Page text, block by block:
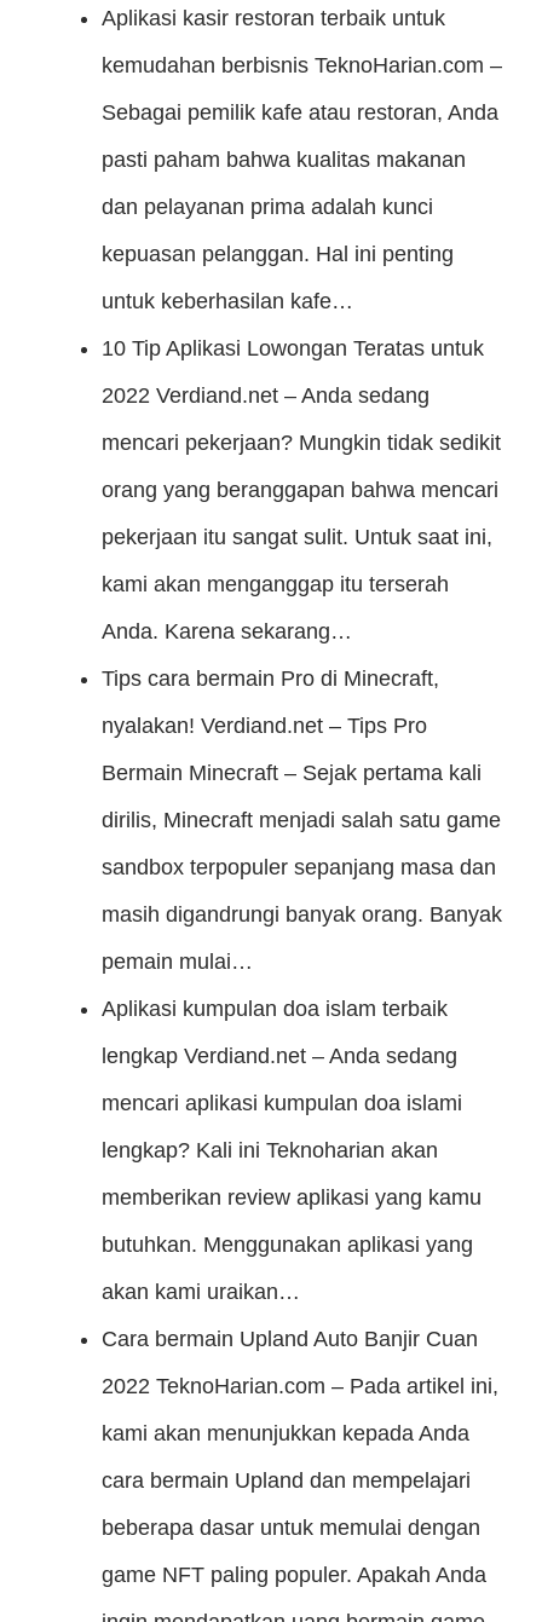
Aplikasi kasir restoran terbaik untuk
kemudahan berbisnis TeknoHarian.com –
Sebagai pemilik kafe atau restoran, Anda
pasti paham bahwa kualitas makanan
dan pelayanan prima adalah kunci
kepuasan pelanggan. Hal ini penting
untuk keberhasilan kafe…
10 Tip Aplikasi Lowongan Teratas untuk
2022 Verdiand.net – Anda sedang
mencari pekerjaan? Mungkin tidak sedikit
orang yang beranggapan bahwa mencari
pekerjaan itu sangat sulit. Untuk saat ini,
kami akan menganggap itu terserah
Anda. Karena sekarang…
Tips cara bermain Pro di Minecraft,
nyalakan! Verdiand.net – Tips Pro
Bermain Minecraft – Sejak pertama kali
dirilis, Minecraft menjadi salah satu game
sandbox terpopuler sepanjang masa dan
masih digandrungi banyak orang. Banyak
pemain mulai…
Aplikasi kumpulan doa islam terbaik
lengkap Verdiand.net – Anda sedang
mencari aplikasi kumpulan doa islami
lengkap? Kali ini Teknoharian akan
memberikan review aplikasi yang kamu
butuhkan. Menggunakan aplikasi yang
akan kami uraikan…
Cara bermain Upland Auto Banjir Cuan
2022 TeknoHarian.com – Pada artikel ini,
kami akan menunjukkan kepada Anda
cara bermain Upland dan mempelajari
beberapa dasar untuk memulai dengan
game NFT paling populer. Apakah Anda